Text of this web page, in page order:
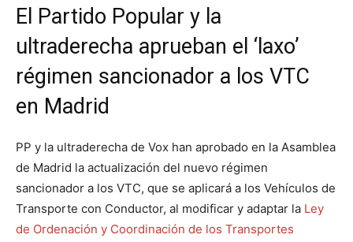
El Partido Popular y la
ultraderecha aprueban el ‘laxo’
régimen sancionador a los VTC
en Madrid
PP y la ultraderecha de Vox han aprobado en la Asamblea
de Madrid la actualización del nuevo régimen
sancionador a los VTC, que se aplicará a los Vehículos de
Transporte con Conductor, al modificar y adaptar la Ley
de Ordenación y Coordinación de los Transportes